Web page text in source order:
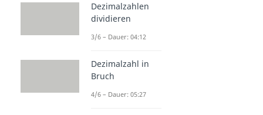
Dezimalzahlen
dividieren
3/6 – Dauer: 04:12
Dezimalzahl in
Bruch
4/6 – Dauer: 05:27